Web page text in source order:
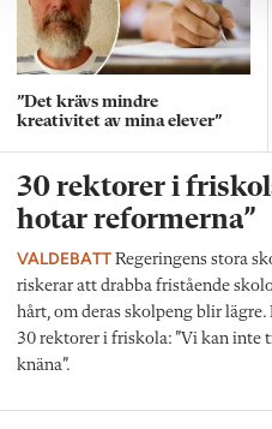
”Det krävs mindre
kreativitet av mina elever”
30 rektorer i
hotar reformerna”
VALDEBATT Regeringens stora
riskerar att drabba fristående
hårt, om deras skolpeng blir lägre.
30 rektorer i friskola: ”Vi kan inte
knäna”.